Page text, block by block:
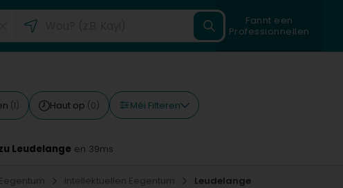
Fannt een
Professionnellen
(1) Haut op (0) Méi Filteren
Leudelange en 39ms
Intellektuellen Eegentum Leudelange